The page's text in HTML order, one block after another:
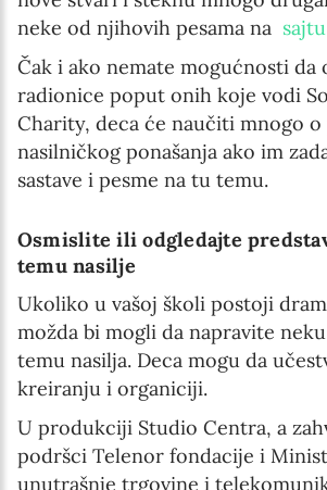
neke od njihovih pesama na
Čak i ako nemate mogućnosti da
radionice poput onih koje vodi
Charity, deca će naučiti mnogo
nasilničkog ponašanja ako im
sastave i pesme na tu temu.
Osmislite ili odgledajte
temu nasilje
Ukoliko u vašoj školi postoji
možda bi mogli da napravite
temu nasilja. Deca mogu da
kreiranju i organiciji.
U produkciji Studio Centra, a
podršci Telenor fondacije i
unutrašnje trgovine i